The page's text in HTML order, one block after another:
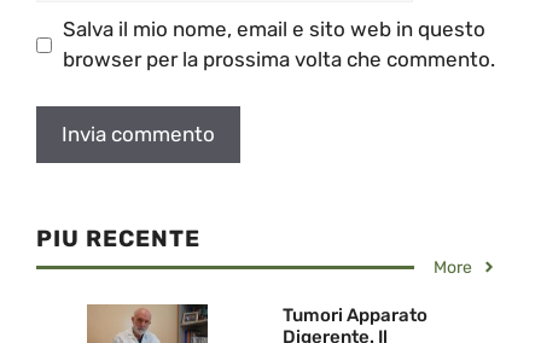
Salva il mio nome, email e sito web in questo
browser per la prossima volta che commento.
PIU RECENTE
More
Tumori Apparato
Digerente. Il